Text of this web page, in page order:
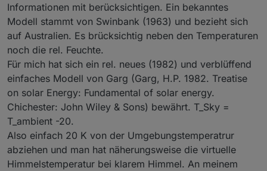
Informationen mit berücksichtigen. Ein bekanntes
Modell stammt von Swinbank (1963) und bezieht sich
auf Australien. Es brücksichtig neben den Temperaturen
noch die rel. Feuchte.
Für mich hat sich ein rel. neues (1982) und verblüffend
einfaches Modell von Garg (Garg, H.P. 1982. Treatise
on solar Energy: Fundamental of solar energy.
Chichester: John Wiley & Sons) bewährt. T_Sky =
T_ambient -20.
Also einfach 20 K von der Umgebungstemperatrur
abziehen und man hat näherungsweise die virtuelle
Himmelstemperatur bei klarem Himmel. An meinem